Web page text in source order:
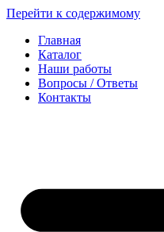
Перейти к содержимому
Главная
Каталог
Наши работы
Вопросы / Ответы
Контакты